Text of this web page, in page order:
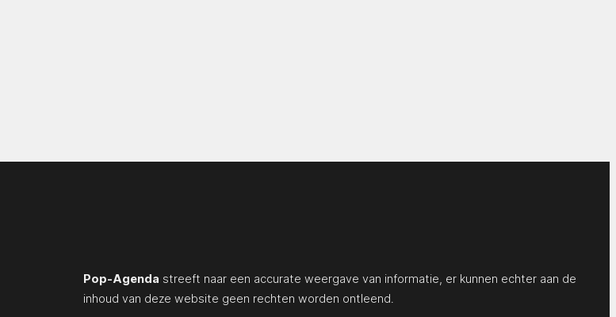
Pop-Agenda streeft naar een accurate weergave van informatie, er kunnen echter aan de
inhoud van deze website geen rechten worden ontleend.